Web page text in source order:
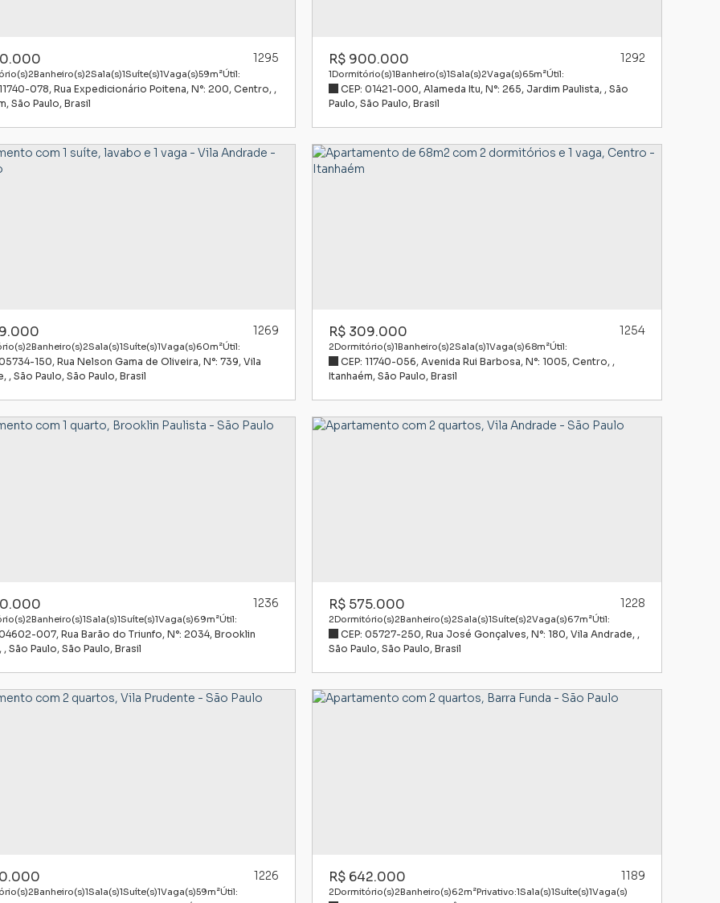
1295
078, Rua Expedicionário Poitena, N°: 200, Centro ,
, São Paulo, Brasil
2Banheiro(s)2Sala(s)1Suíte(s)1Vaga(s) Útil:
59m²
R$900.000 1292
CEP: 01421-000, Alameda Itu, N°: 265, Jardim Paulista , São
Paulo, São Paulo, Brasil
1Dormitório(s)1Banheiro(s)1Sala(s)2Vaga(s) Útil:
65m²
1269
150, Rua Nelson Gama de Oliveira, N°: 739, Vila
, São Paulo, São Paulo, Brasil
2Banheiro(s)2Sala(s)1Suíte(s)1Vaga(s) Útil:
60m²
R$309.000 1254
CEP: 11740-056, Avenida Rui Barbosa, N°: 1005, Centro ,
Itanhaém, São Paulo, Brasil
2Dormitório(s)1Banheiro(s)2Sala(s)1Vaga(s) Útil:
68m²
1236
04602-007, Rua Barão do Triunfo, N°: 2034, Brooklin
, São Paulo, São Paulo, Brasil
2Banheiro(s)1Sala(s)1Suíte(s)1Vaga(s) Útil:
69m²
R$575.000 1228
CEP: 05727-250, Rua José Gonçalves, N°: 180, Vila Andrade ,
São Paulo, São Paulo, Brasil
2Dormitório(s)2Banheiro(s)2Sala(s)1Suíte(s)2Vaga(s) Útil:
67m²
1226
2Banheiro(s)1Sala(s)1Suíte(s)1Vaga(s) Útil:
59m²
R$642.000 1189
2Dormitório(s)2Banheiro(s) Privativo:
62m² 1Sala(s)1Suíte(s)1Vaga(s)